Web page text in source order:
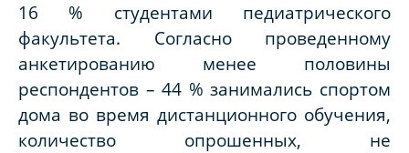
16 % студентами педиатрического
факультета. Согласно проведенному
анкетированию менее половины
респондентов – 44 % занимались спортом
дома во время дистанционного обучения,
количество опрошенных, не